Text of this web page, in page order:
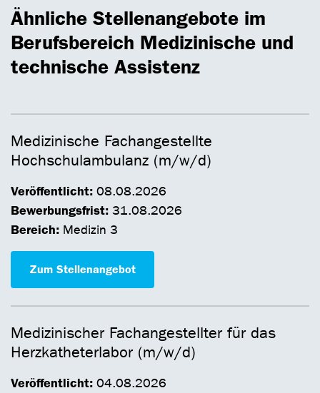
Ähnliche Stellenangebote im
Berufsbereich Medizinische und
technische Assistenz
Medizinische Fachangestellte
Hochschulambulanz (m/w/d)
Veröffentlicht: 08.08.2026
Bewerbungsfrist: 31.08.2026
Bereich: Medizin 3
Zum Stellenangebot
Medizinischer Fachangestellter für das
Herzkatheterlabor (m/w/d)
Veröffentlicht: 04.08.2026